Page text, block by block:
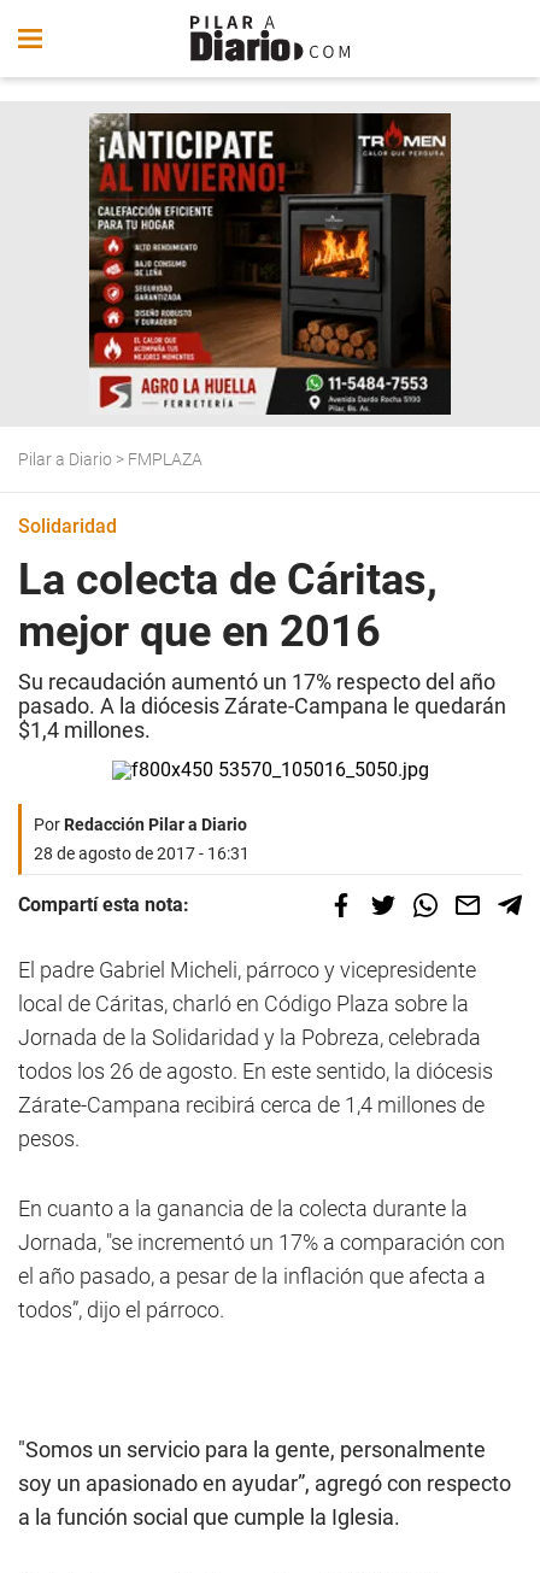
Pilar a Diario > FMPLAZA
Solidaridad
La colecta de Cáritas,
mejor que en 2016
Su recaudación aumentó un 17% respecto del año
pasado. A la diócesis Zárate-Campana le quedarán
$1,4 millones.
PorRedacción Pilar a Diario
28 de agosto de 2017 - 16:31
Compartí esta nota:
El padre Gabriel Micheli, párroco y vicepresidente
local de Cáritas, charló en Código Plaza sobre la
Jornada de la Solidaridad y la Pobreza, celebrada
todos los 26 de agosto. En este sentido, la diócesis
Zárate-Campana recibirá cerca de 1,4 millones de
pesos.
En cuanto a la ganancia de la colecta durante la
Jornada, "se incrementó un 17% a comparación con
el año pasado, a pesar de la inflación que afecta a
todos”, dijo el párroco.
"Somos un servicio para la gente, personalmente
soy un apasionado en ayudar”, agregó con respecto
a la función social que cumple la Iglesia.